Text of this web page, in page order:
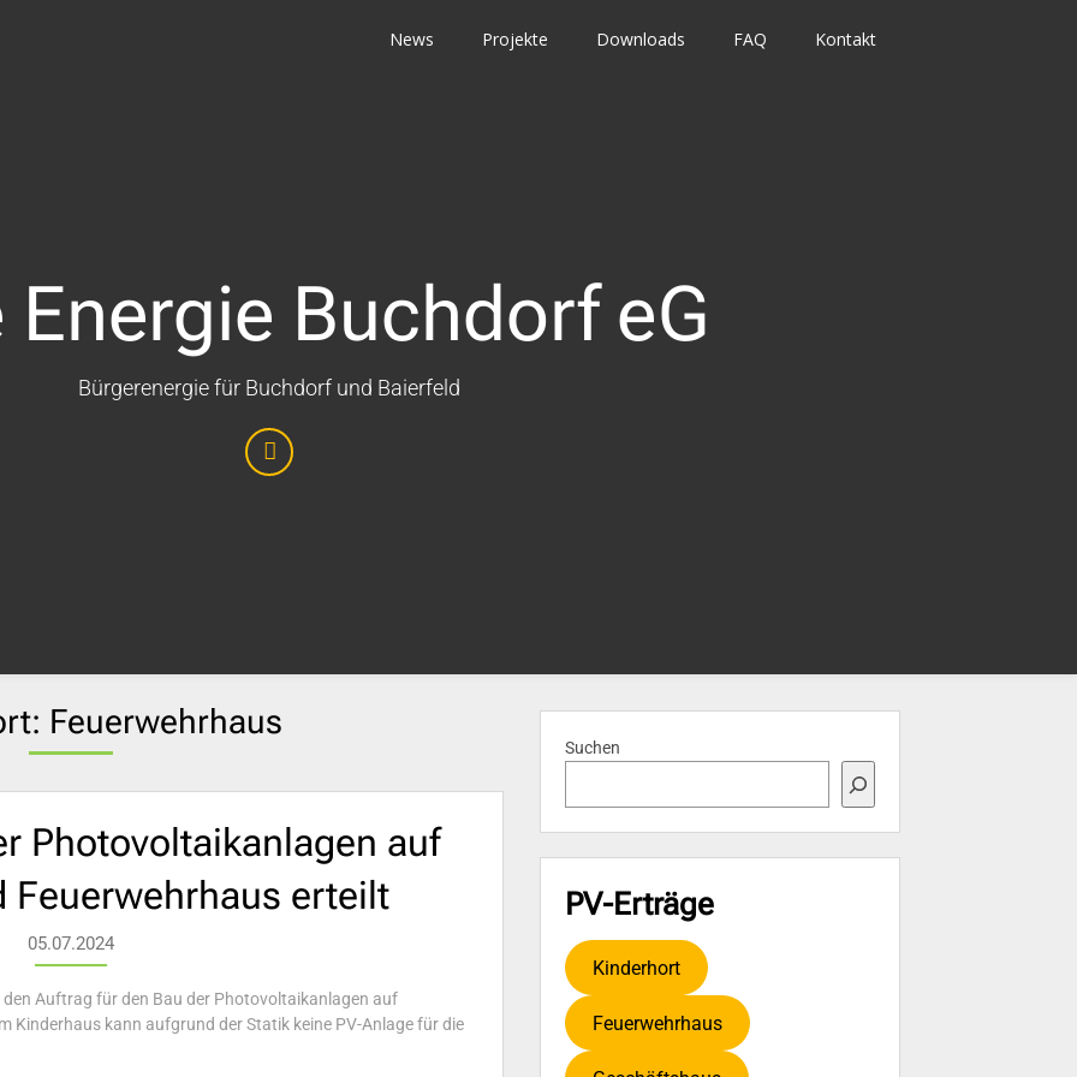
News Projekte Downloads FAQ Kontakt
Energie Buchdorf eG
Bürgerenergie für Buchdorf und Baierfeld
Feuerwehrhaus
Photovoltaikanlagen auf
Feuerwehrhaus erteilt
05.07.2024
den Auftrag für den Bau der Photovoltaikanlagen auf
Kinderhaus kann aufgrund der Statik keine PV-Anlage für die
Suchen
PV-Erträge
Kinderhort
Feuerwehrhaus